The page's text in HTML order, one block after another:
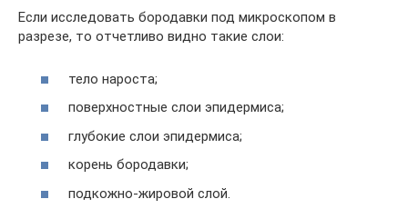
Если исследовать бородавки под микроскопом в
разрезе, то отчетливо видно такие слои:
тело нароста;
поверхностные слои эпидермиса;
глубокие слои эпидермиса;
корень бородавки;
подкожно-жировой слой.